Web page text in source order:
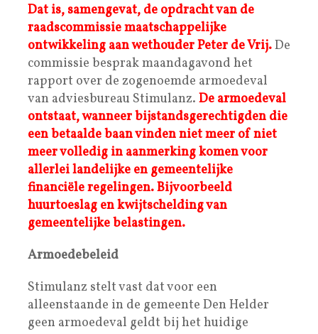
Dat is, samengevat, de opdracht van de
raadscommissie maatschappelijke
ontwikkeling aan wethouder Peter de Vrij.De
commissie besprak maandagavond het
rapport over de zogenoemde armoedeval
van adviesbureau Stimulanz. De armoedeval
ontstaat, wanneer bijstandsgerechtigden die
een betaalde baan vinden niet meer of niet
meer volledig in aanmerking komen voor
allerlei landelijke en gemeentelijke
financiële regelingen. Bijvoorbeeld
huurtoeslag en kwijtschelding van
gemeentelijke belastingen.
Armoedebeleid
Stimulanz stelt vast dat voor een
alleenstaande in de gemeente Den Helder
geen armoedeval geldt bij het huidige